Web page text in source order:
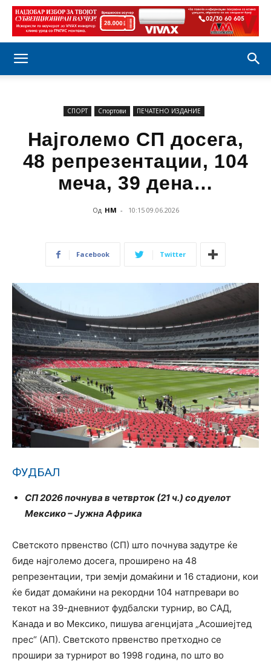
СПОРТ Спортови ПЕЧАТЕНО ИЗДАНИЕ
Најголемо СП досега,
48 репрезентации, 104
меча, 39 дена…
Од НМ - 10:15 09.06.2026
Facebook Twitter
ФУДБАЛ
СП 2026 почнува в четврток (21 ч.) со дуелот
Мексико – Јужна Африка
Светското првенство (СП) што почнува задутре ќе
биде најголемо досега, проширено на 48
репрезентации, три земји домаќини и 16 стадиони, кои
ќе бидат домаќини на рекордни 104 натпревари во
текот на 39-дневниот фудбалски турнир, во САД,
Канада и во Мексико, пишува агенцијата „Асошиејтед
прес“ (АП). Светското првенство претходно се
прошири за турнирот во 1998 година, по што во